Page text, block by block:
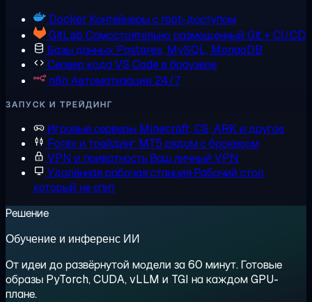
Docker Контейнеры с root-доступом
GitLab Самостоятельно размещенный Git + CI/CD
Базы данных Postgres, MySQL, MongoDB
Сервер кодаVS Code в браузере
n8n Автоматизации 24/7
ЗАПУСК И ТРЕЙДИНГ
Игровые серверы Minecraft, CS, ARK и другое
Forex и трейдинг MT5 рядом с брокером
VPN и приватностьВаш личный VPN
Удалённая рабочая станцияРабочий стол,
который не спит
Решение
Обучение и инференс ИИ
От идеи до развёрнутой модели за 60 минут. Готовые
образы PyTorch, CUDA, vLLM и TGI на каждом GPU-
плане.